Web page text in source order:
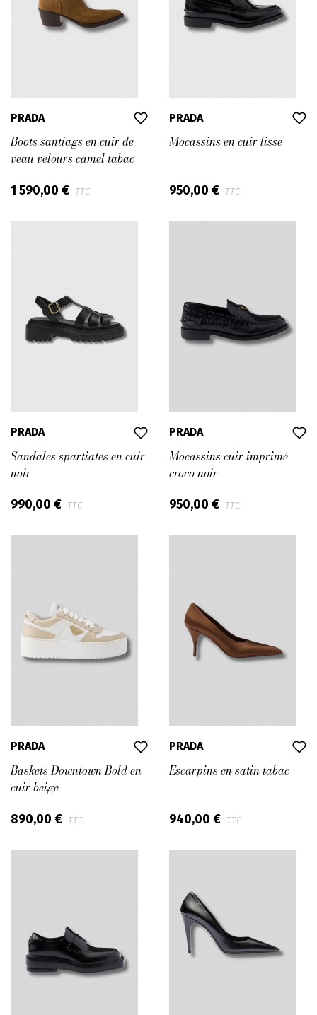
PRADA
Boots santiags en cuir de
veau velours camel tabac
1 590,00 € TTC
PRADA
Mocassins en cuir lisse
950,00 € TTC
PRADA
Sandales spartiates en cuir
noir
990,00 € TTC
PRADA
Mocassins cuir imprimé
croco noir
950,00 € TTC
PRADA
Baskets Downtown Bold en
cuir beige
890,00 € TTC
PRADA
Escarpins en satin tabac
940,00 € TTC